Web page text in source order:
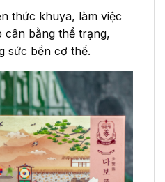
thức khuya, làm việc
cân bằng thể trạng,
sức bền cơ thể.